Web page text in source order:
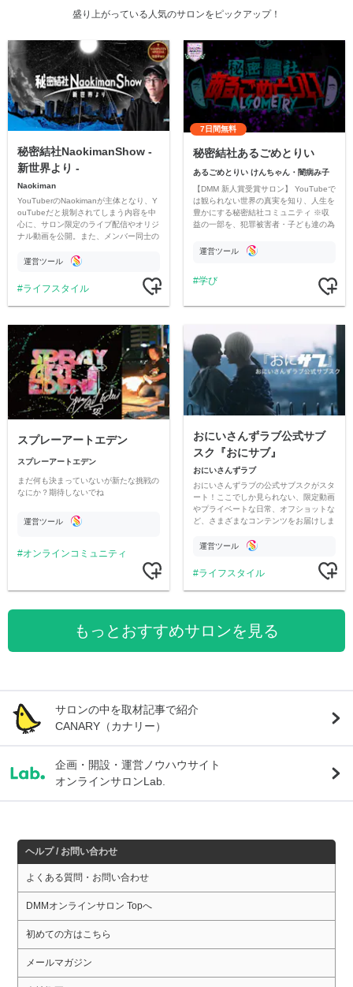
盛り上がっている人気のサロンをピックアップ！
秘密結社NaokimanShow -
新世界より -
Naokiman
YouTuberのNaokimanが主体となり、Y
ouTubeだと規制されてしまう内容を中
心に、サロン限定のライブ配信やオリジ
ナル動画を公開。また、メンバー同士の
ただいています。
運営ツール
ライフスタイル
7日間無料
秘密結社あるごめとりい
あるごめとりい けんちゃん・闇病み子
【DMM 新人賞受賞サロン】 YouTubeで
は観られない世界の真実を知り、人生を
豊かにする秘密結社コミュニティ ※収
益の一部を、犯罪被害者・子ども達の為
す運営ツール
学び
スプレーアートエデン
スプレーアートエデン
まだ何も決まっていないが新たな挑戦の
なにか？期待しないでね
運営ツール
オンラインコミュニティ
おにいさんずラブ公式サブ
スク『おにサブ』
おにいさんずラブ
おにいさんずラブの公式サブスクがスタ
ート！ここでしか見られない、限定動画
やプライベートな日常、オフショットな
ど、さまざまなコンテンツをお届けしま
運営ツール
ライフスタイル
もっとおすすめサロンを見る
サロンの中を取材記事で紹介
CANARY（カナリー）
企画・開設・運営ノウハウサイト
オンラインサロンLab.
ヘルプ / お問い合わせ
よくある質問・お問い合わせ
DMMオンラインサロン Topへ
初めての方はこちら
メールマガジン